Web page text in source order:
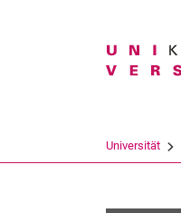
Universität